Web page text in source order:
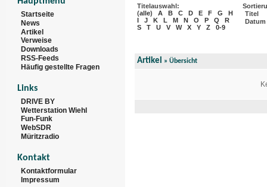
Startseite
News
Artikel
Verweise
Downloads
RSS-Feeds
Häufig gestellte Fragen
Links
DRIVE BY
Wetterstation Wiehl
Fun-Funk
WebSDR
Müritzradio
Kontakt
Kontaktformular
Impressum
Titelauswahl:
(alle) A B C D E F G
H
I
J K L M N O P Q
R
S
T U V W X Y Z 0-9
Titel
Datum
Artikel » Übersicht